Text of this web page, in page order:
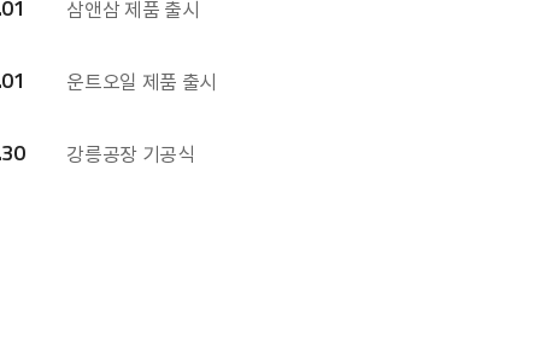
삼앤삼 제품 출시
운트오일 제품 출시
강릉공장 기공식